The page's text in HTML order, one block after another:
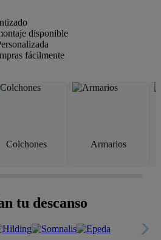
disponible
fácilmente
Colchones Armarios
tu descanso